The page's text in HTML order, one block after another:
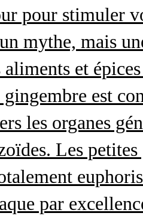
pour stimuler
un mythe, mais
et
gingembre est
les organes
Les
par